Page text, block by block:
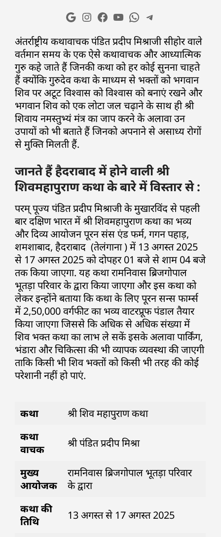
अंतर्राष्ट्रीय कथावाचक पंडित प्रदीप मिश्राजी सीहोर वाले
वर्तमान समय के एक ऐसे कथावाचक और आध्यात्मिक
गुरु कहे जाते हैं जिनकी कथा को हर कोई सुनना चाहते
हैं क्योंकि गुरुदेव कथा के माध्यम से भक्तों को भगवान
शिव पर अटूट विश्वास को विश्वास को बनाएं रखने और
भगवान शिव को एक लोटा जल चढ़ाने के साथ ही श्री
शिवाय नमस्तुभ्यं मंत्र का जाप करने के अलावा उन
उपायों को भी बताते हैं जिनको अपनाने से असाध्य रोगों
से मुक्ति मिलती हैं.
जानते हैं हैदराबाद में होने वाली श्री
शिवमहापुराण कथा के बारे में विस्तार से :
परम् पूज्य पंडित प्रदीप मिश्राजी के मुखारविंद से पहली
बार दक्षिण भारत में श्री शिवमहापुराण कथा का भव्य
और दिव्य आयोजन पूरन संस एंड फर्म, गगन पहाड़,
शमशाबाद, हैदराबाद (तेलंगाना ) में 13 अगस्त 2025
से 17 अगस्त 2025 को दोपहर 01 बजे से शाम 04 बजे
तक किया जाएगा. यह कथा रामनिवास ब्रिजगोपाल
भूतड़ा परिवार के द्वारा किया जाएगा और इस कथा को
लेकर इन्होंने बताया कि कथा के लिए पूरन सन्स फार्म्स
में 2,50,000 वर्गफीट का भव्य वाटरप्रूफ पंडाल तैयार
किया जाएगा जिससे कि अधिक से अधिक संख्या में
शिव भक्त कथा का लाभ ले सकें इसके अलावा पार्किंग,
भंडारा और चिकित्सा की भी व्यापक व्यवस्था की जाएगी
ताकि किसी भी शिव भक्तों को किसी भी तरह की कोई
परेशानी नहीं हो पाएं.
कथा
श्री शिव महापुराण कथा
कथा
वाचक
श्री पंडित प्रदीप मिश्रा
मुख्य
आयोजक
रामनिवास ब्रिजगोपाल भूतड़ा परिवार
के द्वारा
कथा की
तिथि
13 अगस्त से 17 अगस्त 2025